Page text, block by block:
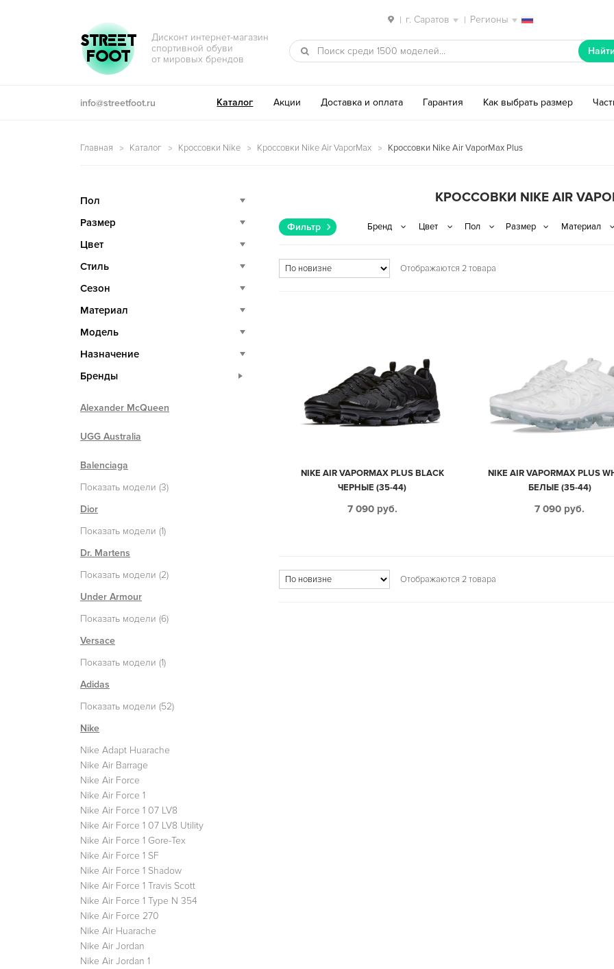
| г. Саратов | Регионы
Перейти к навигации
Перейти к содержимому
STREET
FOOT
Дисконт интернет-магазин
спортивной обуви
от мировых брендов
info@streetfoot.ru Каталог Акции Доставка и оплата Гарантия Как выбрать размер
Главная Каталог Кроссовки Nike Кроссовки Nike Air VaporMax Кроссовки Nike Air VaporMax Plus
КРОССОВКИ NIKE AIR
Фильтр
Отображаются 2 товара
NIKE AIR VAPORMAX PLUS BLACK
ЧЕРНЫЕ (35-44)
7 090 руб.
NIKE AIR VAPORMAX PLUS
БЕЛЫЕ (35-44)
7 090 руб.
Отображаются 2 товара
Пол
Размер
Цвет
Стиль
Сезон
Материал
Модель
Назначение
Бренды
Alexander McQueen
UGG Australia
Balenciaga
Показать модели (3)
Dior
Показать модели (1)
Dr. Martens
Показать модели (2)
Under Armour
Показать модели (6)
Versace
Показать модели (1)
Adidas
Показать модели (52)
Nike
Nike Adapt Huarache
Nike Air Barrage
Nike Air Force
Nike Air Force 1
Nike Air Force 1 07 LV8
Nike Air Force 1 07 LV8 Utility
Nike Air Force 1 Gore-Tex
Nike Air Force 1 SF
Nike Air Force 1 Shadow
Nike Air Force 1 Travis Scott
Nike Air Force 1 Type N 354
Nike Air Force 270
Nike Air Huarache
Nike Air Jordan
Nike Air Jordan 1